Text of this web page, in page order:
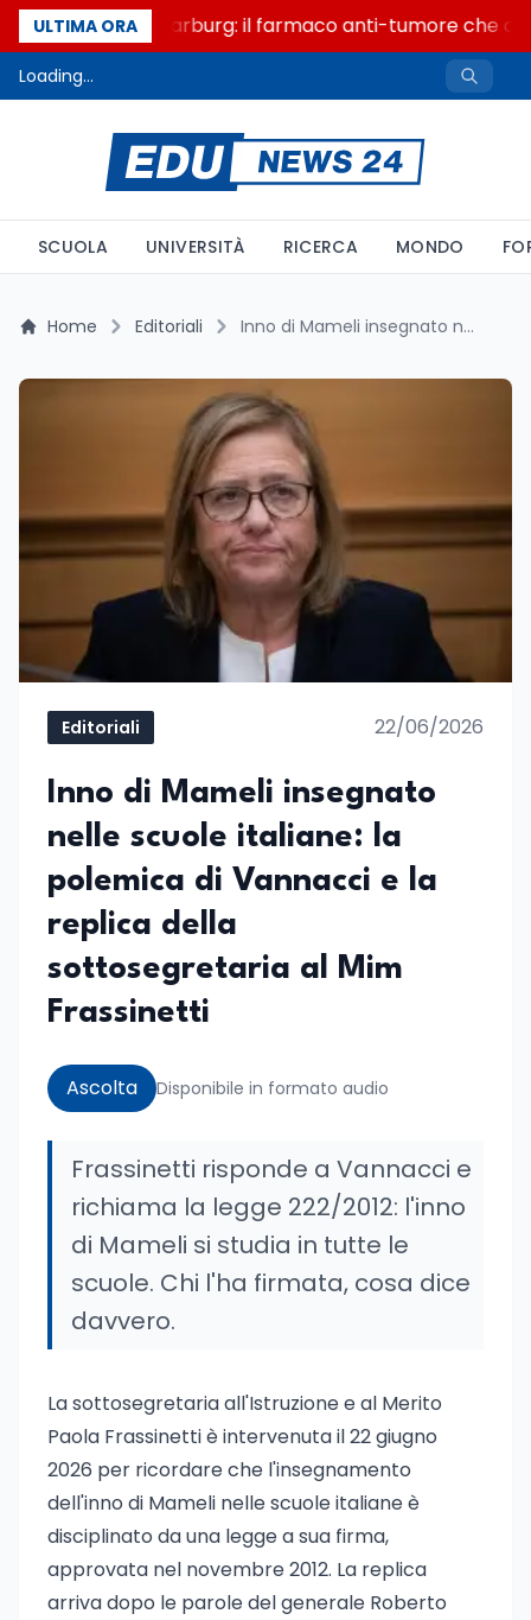
ULTIMA ORA
Un secolo di Warburg: il farmaco anti-tumore che
Loading...
SCUOLA UNIVERSITÀ RICERCA MONDO
Home Editoriali Inno di Mameli insegnato nelle scuole italiane: la polemica di Vannacci e la replica della sottosegretaria al Mim Frassinetti
Editoriali 22/06/2026
Inno di Mameli insegnato
nelle scuole italiane: la
polemica di Vannacci e la
replica della
sottosegretaria al Mim
Frassinetti
Ascolta Disponibile in formato audio
Frassinetti risponde a Vannacci e
richiama la legge 222/2012: l'inno
di Mameli si studia in tutte le
scuole. Chi l'ha firmata, cosa dice
davvero.
La sottosegretaria all'Istruzione e al Merito
Paola Frassinetti è intervenuta il 22 giugno
2026 per ricordare che l'insegnamento
dell'inno di Mameli nelle scuole italiane è
disciplinato da una legge a sua firma,
approvata nel novembre 2012. La replica
arriva dopo le parole del generale Roberto